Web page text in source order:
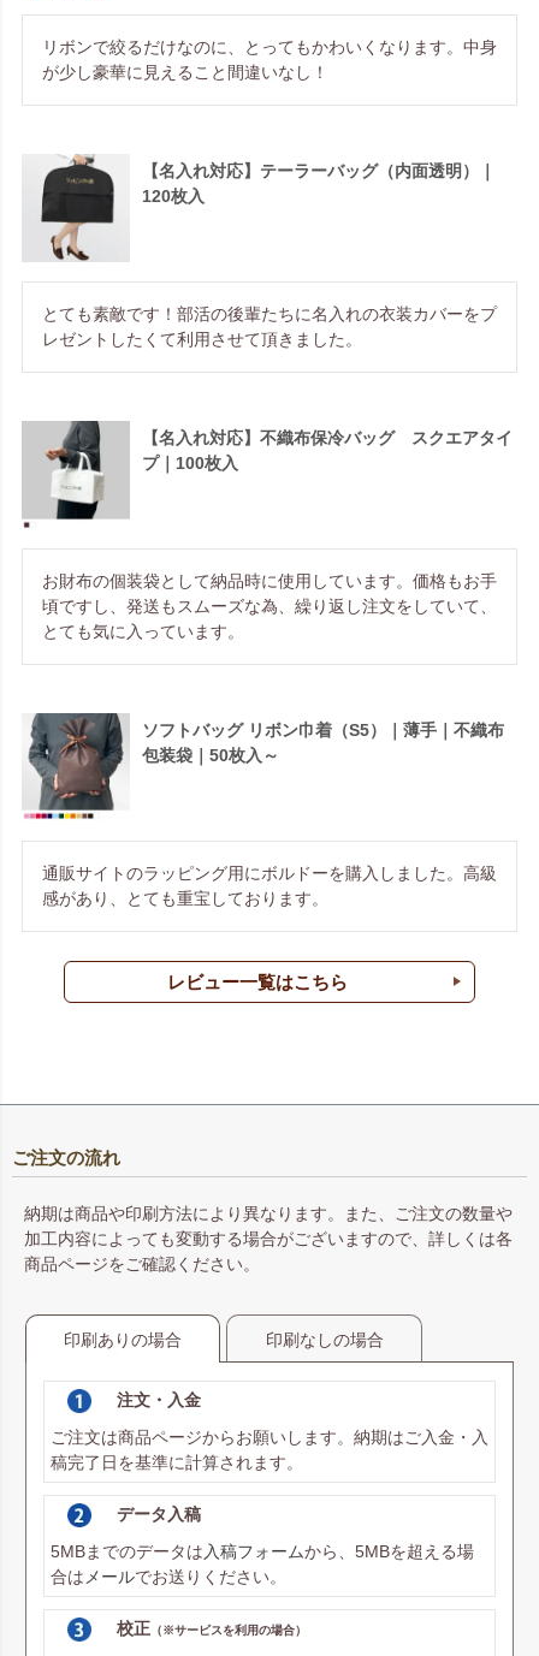
リボンで絞るだけなのに、とってもかわいくなります。中身
が少し豪華に見えること間違いなし！
【名入れ対応】テーラーバッグ（内面透明）｜
120枚入
とても素敵です！部活の後輩たちに名入れの衣装カバーをプ
レゼントしたくて利用させて頂きました。
【名入れ対応】不織布保冷バッグ スクエアタイ
プ｜100枚入
お財布の個装袋として納品時に使用しています。価格もお手
頃ですし、発送もスムーズな為、繰り返し注文をしていて、
とても気に入っています。
ソフトバッグ リボン巾着（S5）｜薄手｜不織布
包装袋｜50枚入～
通販サイトのラッピング用にボルドーを購入しました。高級
感があり、とても重宝しております。
レビュー一覧はこちら
ご注文の流れ
納期は商品や印刷方法により異なります。また、ご注文の数量や
加工内容によっても変動する場合がございますので、詳しくは各
商品ページをご確認ください。
印刷ありの場合 印刷なしの場合
注文・入金
ご注文は商品ページからお願いします。納期はご入金・入
稿完了日を基準に計算されます。
データ入稿
5MBまでのデータは 入稿フォームから、5MBを超える場
合は メールでお送りください。
校正 （※サービスを利用の場合）